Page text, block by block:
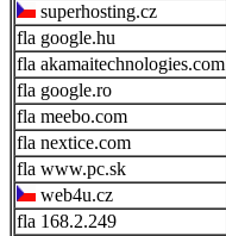
superhosting.cz
google.hu
akamaitechnologies.com
google.ro
meebo.com
nextice.com
www.pc.sk
web4u.cz
168.2.249